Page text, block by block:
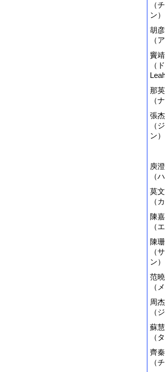
（
ン）
胡
（
竇
（
那英
（
張杰
（
ン）
庾
（
莫
（
陳
（
陳
（
ン）
范
（
周
（
蘇
（
齊秦
（